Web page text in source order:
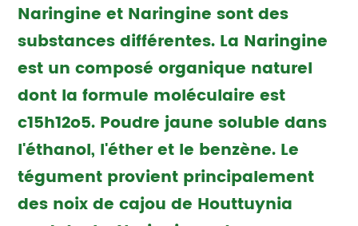
Naringine et Naringine sont des
substances différentes. La Naringine
est un composé organique naturel
dont la formule moléculaire est
c15h12o5. Poudre jaune soluble dans
l'éthanol, l'éther et le benzène. Le
tégument provient principalement
des noix de cajou de Houttuynia